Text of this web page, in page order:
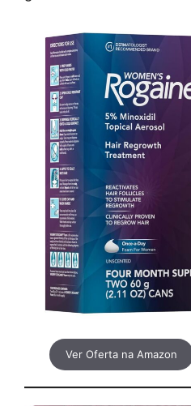
Ver Oferta na Amazon